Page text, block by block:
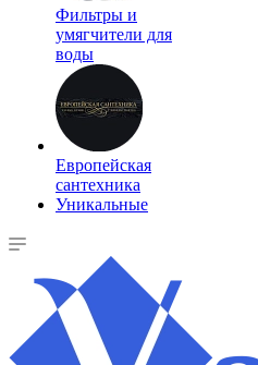
Фильтры и
умягчители для
воды
Европейская
сантехника
Уникальные